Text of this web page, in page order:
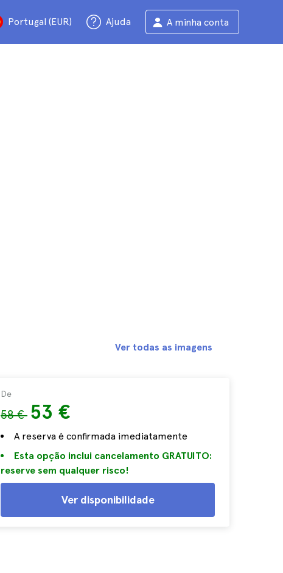
Portugal (EUR) Ajuda A minha conta
De
58 € 53 €
A reserva é confirmada imediatamente
Esta opção inclui cancelamento GRATUITO:
reserve sem qualquer risco!
Ver disponibilidade
Ver todas as imagens